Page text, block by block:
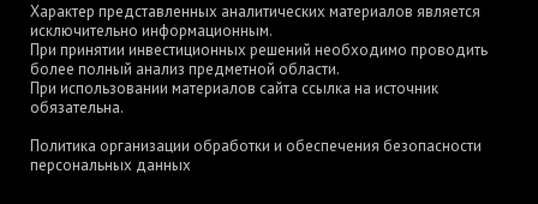
Характер представленных аналитических материалов является
исключительно информационным.
При принятии инвестиционных решений необходимо проводить
более полный анализ предметной области.
При использовании материалов сайта ссылка на источник
обязательна.
Политика организации обработки и обеспечения безопасности
персональных данных